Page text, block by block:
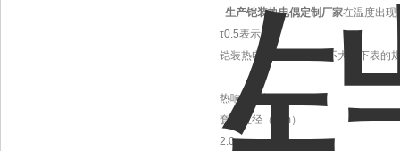
生产铠装热电偶定制厂家在温度出现
τ0.5表示。
铠装热电偶热响应时间不大于下表的
热响应时间τ0.5S
套管直径（mm）
2.0